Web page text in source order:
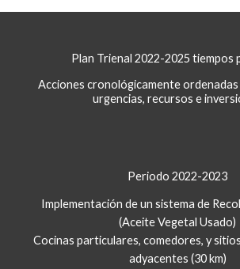
Plan Trienal 2022-2025 tiempos
Acciones cronológicamente
urgencias, recursos e
Periodo 2022-2023​
Implementación de un sistema de
(Aceite Vegetal Usado)
Cocinas particulares, comedores, y
adyacentes (30 km)